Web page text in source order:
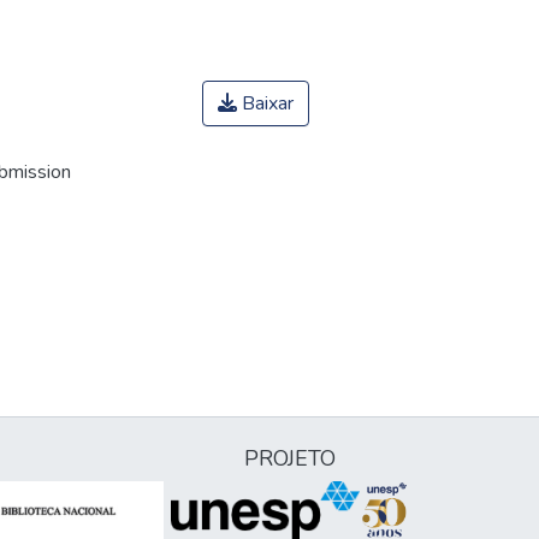
Baixar
PROJETO